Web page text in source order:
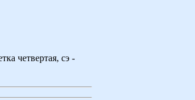
четвертая, сэ -